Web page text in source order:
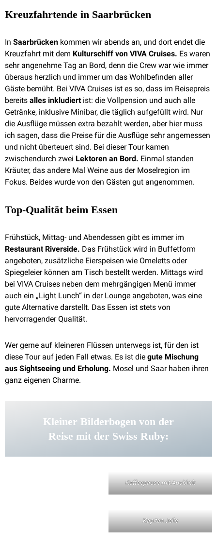
Kreuzfahrtende in Saarbrücken
In Saarbrücken kommen wir abends an, und dort endet die
Kreuzfahrt mit dem Kulturschiff von VIVA Cruises. Es waren
sehr angenehme Tag an Bord, denn die Crew war wie immer
überaus herzlich und immer um das Wohlbefinden aller
Gäste bemüht. Bei VIVA Cruises ist es so, dass im Reisepreis
bereits alles inkludiert ist: die Vollpension und auch alle
Getränke, inklusive Minibar, die täglich aufgefüllt wird. Nur
die Ausflüge müssen extra bezahlt werden, aber hier muss
ich sagen, dass die Preise für die Ausflüge sehr angemessen
und nicht überteuert sind. Bei dieser Tour kamen
zwischendurch zwei Lektoren an Bord. Einmal standen
Kräuter, das andere Mal Weine aus der Moselregion im
Fokus. Beides wurde von den Gästen gut angenommen.
Top-Qualität beim Essen
Frühstück, Mittag- und Abendessen gibt es immer im
Restaurant Riverside. Das Frühstück wird in Buffetform
angeboten, zusätzliche Eierspeisen wie Omeletts oder
Spiegeleier können am Tisch bestellt werden. Mittags wird
bei VIVA Cruises neben dem mehrgängigen Menü immer
auch ein „Light Lunch“ in der Lounge angeboten, was eine
gute Alternative darstellt. Das Essen ist stets von
hervorragender Qualität.
Wer gerne auf kleineren Flüssen unterwegs ist, für den ist
diese Tour auf jeden Fall etwas. Es ist die gute Mischung
aus Sightseeing und Erholung. Mosel und Saar haben ihren
ganz eigenen Charme.
Kleiner Bilderbogen von der
Reise mit der Swiss Ruby:
Kaffeepause mit Ausblick
Kapitän Jelle